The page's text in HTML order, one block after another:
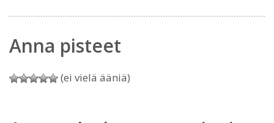
Anna pisteet
(ei vielä ääniä)